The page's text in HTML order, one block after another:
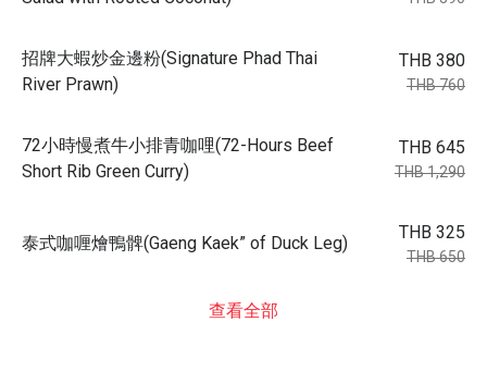
招牌大蝦炒金邊粉(Signature Phad Thai
River Prawn)
THB 380
THB 760
72小時慢煮牛小排青咖哩(72-Hours Beef
Short Rib Green Curry)
THB 645
THB 1,290
泰式咖喱燴鴨髀(Gaeng Kaek” of Duck Leg)
THB 325
THB 650
查看全部